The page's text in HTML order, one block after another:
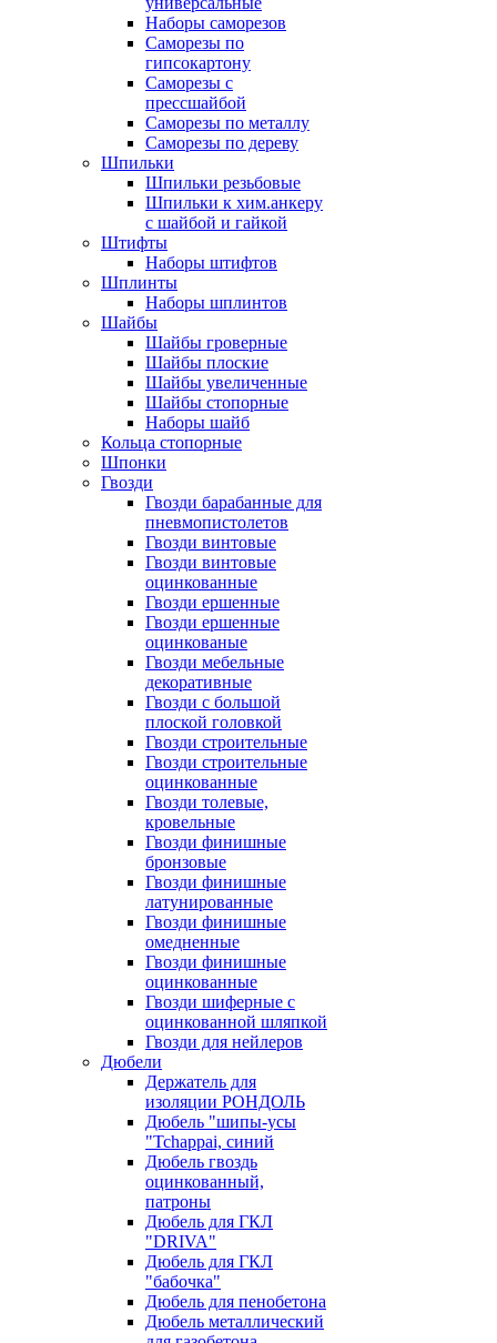
Наборы саморезов
Саморезы по
гипсокартону
Саморезы с
прессшайбой
Саморезы по металлу
Саморезы по дереву
Шпильки
Шпильки резьбовые
Шпильки к хим.анкеру
с шайбой и гайкой
Штифты
Наборы штифтов
Шплинты
Наборы шплинтов
Шайбы
Шайбы гроверные
Шайбы плоские
Шайбы увеличенные
Шайбы стопорные
Наборы шайб
Кольца стопорные
Шпонки
Гвозди
Гвозди барабанные для
пневмопистолетов
Гвозди винтовые
Гвозди винтовые
оцинкованные
Гвозди ершенные
Гвозди ершенные
оцинкованые
Гвозди мебельные
декоративные
Гвозди с большой
плоской головкой
Гвозди строительные
Гвозди строительные
оцинкованные
Гвозди толевые,
кровельные
Гвозди финишные
бронзовые
Гвозди финишные
латунированные
Гвозди финишные
омедненные
Гвозди финишные
оцинкованные
Гвозди шиферные с
оцинкованной шляпкой
Гвозди для нейлеров
Дюбели
Держатель для
изоляции РОНДОЛЬ
Дюбель "шипы-усы
"Tchappai, синий
Дюбель гвоздь
оцинкованный,
патроны
Дюбель для ГКЛ
"DRIVA"
Дюбель для ГКЛ
"бабочка"
Дюбель для пенобетона
Дюбель металлический